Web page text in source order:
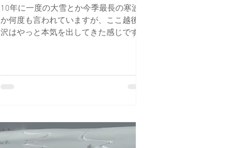
10年に一度の大雪とか今季最長の寒波と
か何度も言われていますが、ここ越後湯
沢はやっと本気を出してきた感じです。
に1m近く降ったので、恐る恐る未知数
の低標高へ。 想定内といえば想定内だ